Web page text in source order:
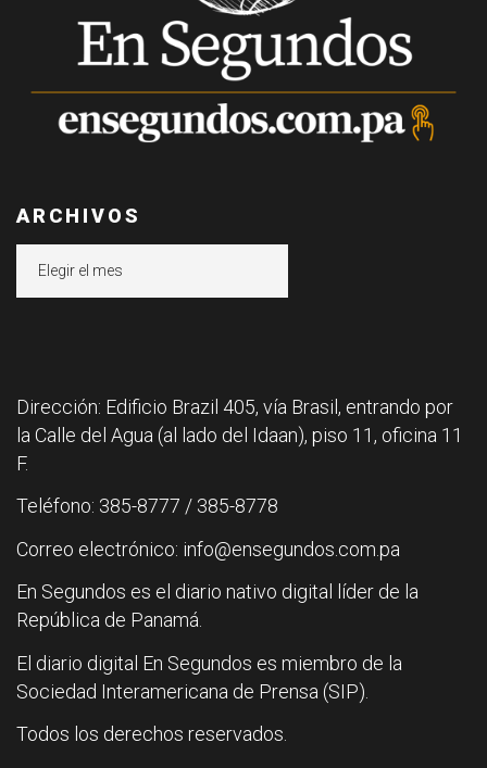
ARCHIVOS
Dirección: Edificio Brazil 405, vía Brasil, entrando por
la Calle del Agua (al lado del Idaan), piso 11, oficina 11
F.
Teléfono: 385-8777 / 385-8778
Correo electrónico: info@ensegundos.com.pa
En Segundos es el diario nativo digital líder de la
República de Panamá.
El diario digital En Segundos es miembro de la
Sociedad Interamericana de Prensa (SIP).
Todos los derechos reservados.